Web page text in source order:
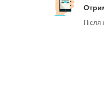
Після